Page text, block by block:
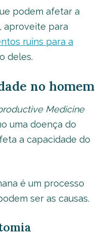
podem afetar a
aproveite para
ruins para a
deles.
no homem
Medicine
uma doença do
a capacidade do
é um processo
ser as causas.